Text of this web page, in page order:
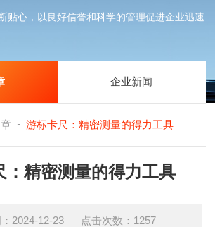
贴心，以良好信誉和科学的管理促进企业迅速
企业新闻
- 游标卡尺：精密测量的得力工具
：精密测量的得力工具
：2024-12-23 点击次数：1257